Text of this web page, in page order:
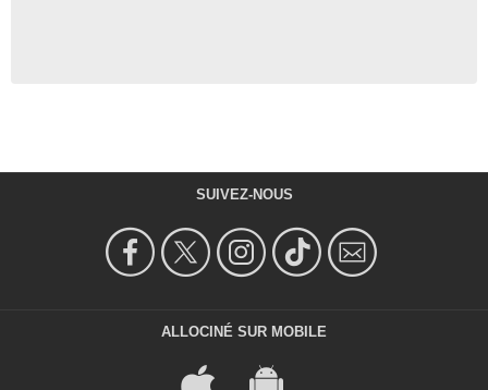
SUIVEZ-NOUS
ALLOCINÉ SUR MOBILE